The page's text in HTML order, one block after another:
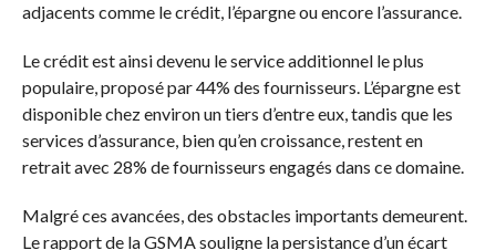
adjacents comme le crédit, l’épargne ou encore l’assurance.
Le crédit est ainsi devenu le service additionnel le plus
populaire, proposé par 44% des fournisseurs. L’épargne est
disponible chez environ un tiers d’entre eux, tandis que les
services d’assurance, bien qu’en croissance, restent en
retrait avec 28% de fournisseurs engagés dans ce domaine.
Malgré ces avancées, des obstacles importants demeurent.
Le rapport de la GSMA souligne la persistance d’un écart